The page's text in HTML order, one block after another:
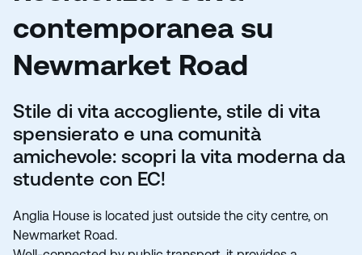
contemporanea su
Newmarket Road
Stile di vita accogliente, stile di vita
spensierato e una comunità
amichevole: scopri la vita moderna da
studente con EC!
Anglia House is located just outside the city centre, on
Newmarket Road.